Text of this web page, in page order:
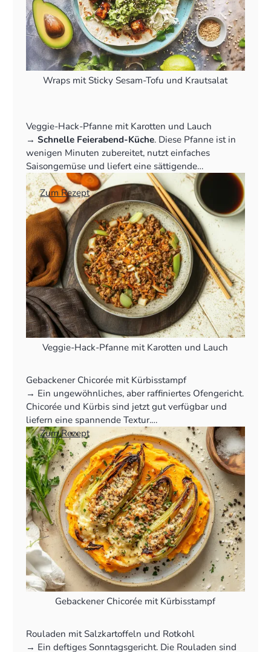
Wraps mit Sticky Sesam-Tofu und Krautsalat
Veggie-Hack-Pfanne mit Karotten und Lauch
‍→ Schnelle Feierabend-Küche. Diese Pfanne ist in
wenigen Minuten zubereitet, nutzt einfaches
Saisongemüse und liefert eine sättigende
Alternative zu Fleisch.
👉Zum Rezept
Veggie-Hack-Pfanne mit Karotten und Lauch
Gebackener Chicorée mit Kürbisstampf
‍→ Ein ungewöhnliches, aber raffiniertes Ofengericht.
Chicorée und Kürbis sind jetzt gut verfügbar und
liefern eine spannende Textur.
👉Zum Rezept
Gebackener Chicorée mit Kürbisstampf
Rouladen mit Salzkartoffeln und Rotkohl
‍→ Ein deftiges Sonntagsgericht. Die Rouladen sind